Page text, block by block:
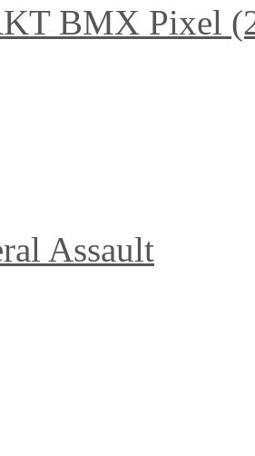
BMX Pixel
Assault